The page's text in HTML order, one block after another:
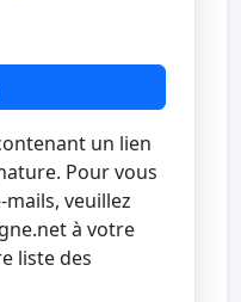
un lien
Pour vous
veuillez
à votre
liste des